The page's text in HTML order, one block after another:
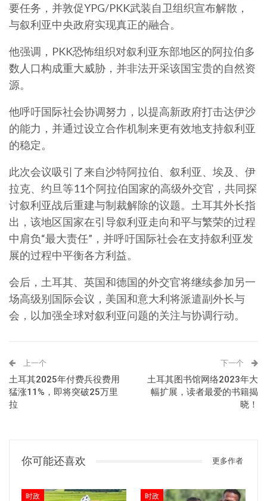
要任务，并敦促YPG/PKK武装自卫组织宣布解散，
与叙利亚中央政府实现真正的融合。
他强调，PKK恐怖组织对叙利亚东部地区的阿拉伯多
数人口构成重大威胁，并非法开采该国宝贵的自然资
源。
他呼吁国际社会协调努力，以提高新政府打击达伊沙
的能力，并通过设立合作机制来更有效地支持叙利亚
的稳定。
此次会议吸引了来自沙特阿拉伯、叙利亚、埃及、伊
拉克、约旦等11个阿拉伯国家的高级外交官，共同探
讨叙利亚战后重建与制裁解除的议题。土耳其外长指
出，该地区国家在引导叙利亚走向和平与繁荣的过程
中肩负“最大责任”，并呼吁国际社会在支持叙利亚发
展的过程中平衡各方利益。
会后，土耳其、英国和德国的外交官将继续参加另一
场高级别国际会议，美国和意大利将派遣副外长与
会，以加强全球对叙利亚问题的关注与协调行动。
上一个
土耳其2025年付费兵役费用
猛涨11%，即将突破25万里
拉
下一个
土耳其图书馆网络2023年大
幅扩展，读者最爱的书籍揭
晓！
你可能还喜欢 更多作者
时政 时政